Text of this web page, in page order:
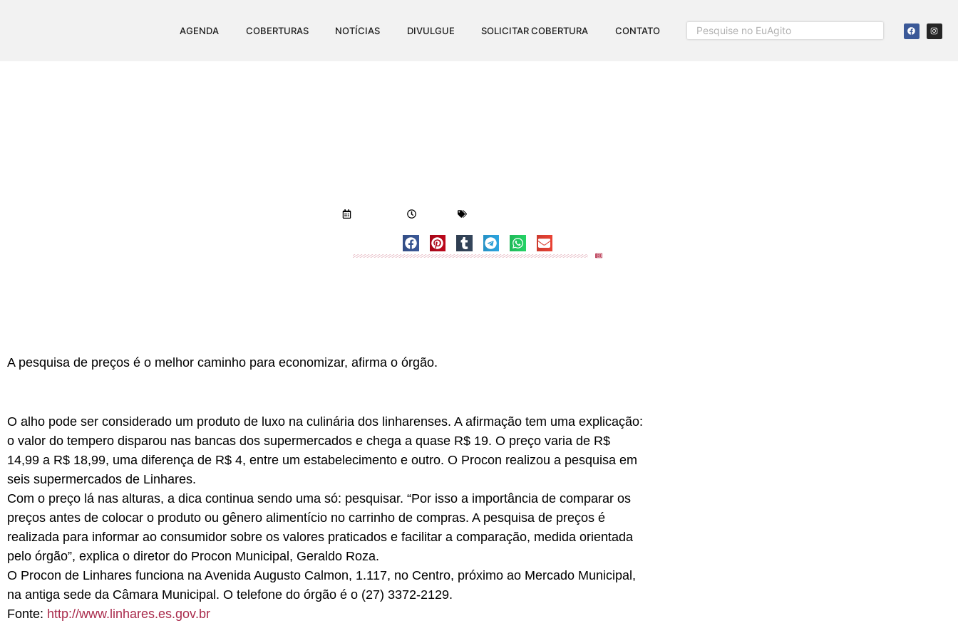
AGENDA COBERTURAS NOTÍCIAS DIVULGUE SOLICITAR COBERTURA CONTATO
4:39 pm
A pesquisa de preços é o melhor caminho para economizar, afirma o órgão.
O alho pode ser considerado um produto de luxo na culinária dos linharenses. A afirmação tem uma explicação:
o valor do tempero disparou nas bancas dos supermercados e chega a quase R$ 19. O preço varia de R$
14,99 a R$ 18,99, uma diferença de R$ 4, entre um estabelecimento e outro. O Procon realizou a pesquisa em
seis supermercados de Linhares.
Com o preço lá nas alturas, a dica continua sendo uma só: pesquisar. “Por isso a importância de comparar os
preços antes de colocar o produto ou gênero alimentício no carrinho de compras. A pesquisa de preços é
realizada para informar ao consumidor sobre os valores praticados e facilitar a comparação, medida orientada
pelo órgão”, explica o diretor do Procon Municipal, Geraldo Roza.
O Procon de Linhares funciona na Avenida Augusto Calmon, 1.117, no Centro, próximo ao Mercado Municipal,
na antiga sede da Câmara Municipal. O telefone do órgão é o (27) 3372-2129.
Fonte: http://www.linhares.es.gov.br